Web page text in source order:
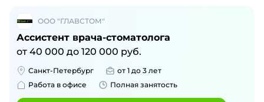
ООО "ГЛАВСТОМ"
Ассистент врача-стоматолога
от 40 000 до 120 000 руб.
Санкт-Петербург
от 1 до 3 лет
Работа в офисе
Полная занятость